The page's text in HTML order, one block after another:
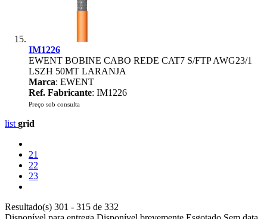
IM1226
EWENT BOBINE CABO REDE CAT7 S/FTP AWG23/1
LSZH 50MT LARANJA
Marca: EWENT
Ref. Fabricante: IM1226
Preço sob consulta
list grid
21
22
23
Resultado(s) 301 - 315 de 332